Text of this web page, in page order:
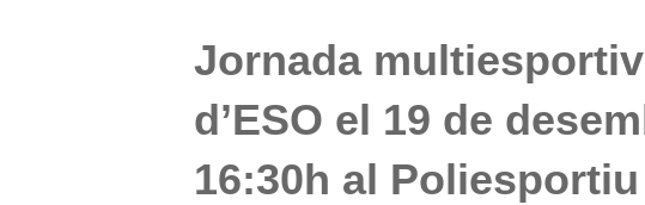
Jornada
d’ESO el 19 de
16:30h al